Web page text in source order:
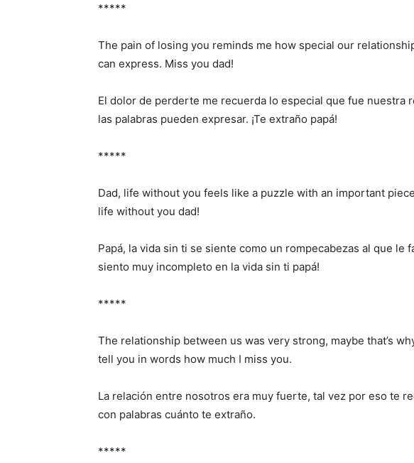
*****
The pain of losing you reminds me how special our
can express. Miss you dad!
El dolor de perderte me recuerda lo especial que fue nuestra
las palabras pueden expresar. ¡Te extraño papá!
*****
Dad, life without you feels like a puzzle with an important
life without you dad!
Papá, la vida sin ti se siente como un rompecabezas al que le
siento muy incompleto en la vida sin ti papá!
*****
The relationship between us was very strong, maybe that’s
tell you in words how much I miss you.
La relación entre nosotros era muy fuerte, tal vez por eso te
con palabras cuánto te extraño.
*****